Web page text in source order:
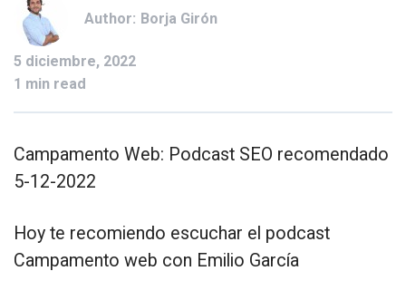
Author: Borja Girón
5 diciembre, 2022
1 min read
Campamento Web: Podcast SEO recomendado
5-12-2022
Hoy te recomiendo escuchar el podcast
Campamento web con Emilio García